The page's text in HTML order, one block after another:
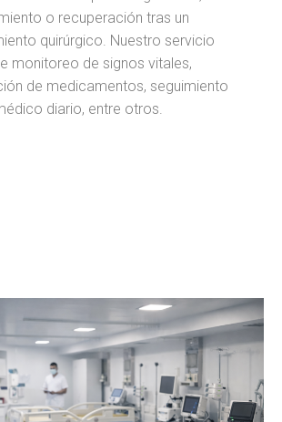
o recuperación tras un
quirúrgico. Nuestro servicio
monitoreo de signos vitales,
de medicamentos, seguimiento
diario, entre otros.